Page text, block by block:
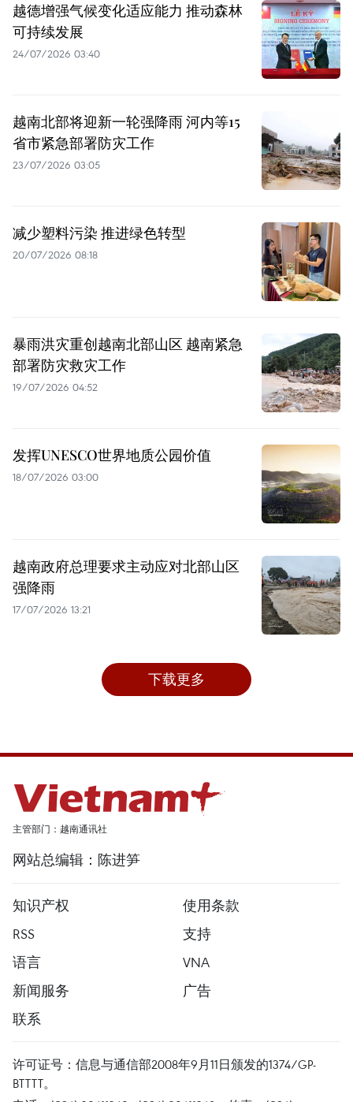
越德增强气候变化适应能力 推动森林
可持续发展
24/07/2026 03:40
越南北部将迎新一轮强降雨 河内等15
省市紧急部署防灾工作
23/07/2026 03:05
减少塑料污染 推进绿色转型
20/07/2026 08:18
暴雨洪灾重创越南北部山区 越南紧急
部署防灾救灾工作
19/07/2026 04:52
发挥UNESCO世界地质公园价值
18/07/2026 03:00
越南政府总理要求主动应对北部山区
强降雨
17/07/2026 13:21
下载更多
主管部门：越南通讯社
网站总编辑：陈进笋
知识产权
使用条款
RSS
支持
语言
VNA
新闻服务
广告
联系
许可证号：信息与通信部2008年9月11日颁发的1374/GP-
BTTTT。